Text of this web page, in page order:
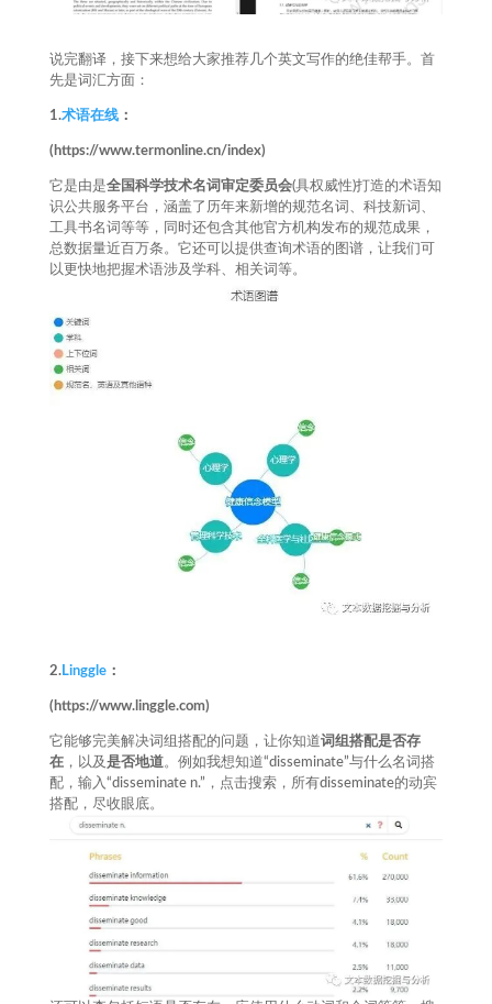
说完翻译，接下来想给大家推荐几个英文写作的绝佳帮手。首
先是词汇方面：
1.术语在线：
(https://www.termonline.cn/index)
它是由是全国科学技术名词审定委员会(具权威性)打造的术语知
识公共服务平台，涵盖了历年来新增的规范名词、科技新词、
工具书名词等等，同时还包含其他官方机构发布的规范成果，
总数据量近百万条。它还可以提供查询术语的图谱，让我们可
以更快地把握术语涉及学科、相关词等。
2.Linggle：
(https://www.linggle.com)
它能够完美解决词组搭配的问题，让你知道词组搭配是否存
在，以及是否地道。例如我想知道“disseminate”与什么名词搭
配，输入“disseminate n.”，点击搜索，所有disseminate的动宾
搭配，尽收眼底。